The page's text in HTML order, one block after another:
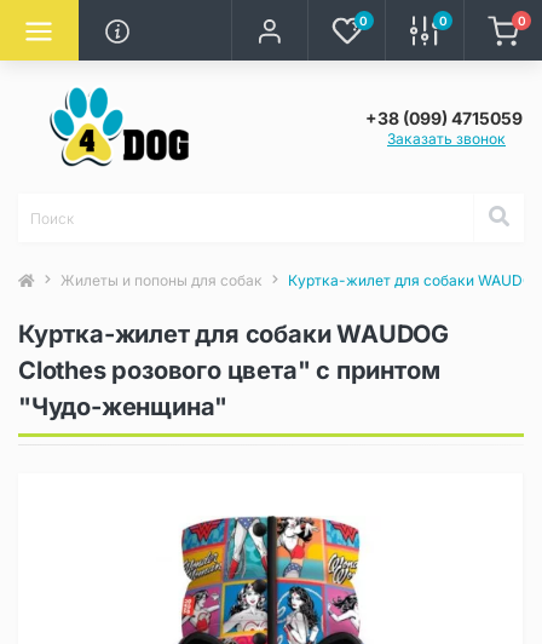
0 0 0
+38 (099) 4715059
Заказать звонок
Жилеты и попоны для собак Куртка-жилет для собаки
Куртка-жилет для собаки WAUDOG
Clothes розового цвета" с принтом
"Чудо-женщина"